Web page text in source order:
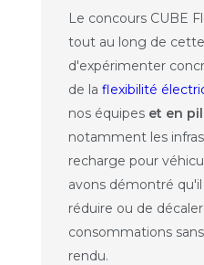
Le concours CUBE
tout au long de
d'expérimenter
de la flexibilité
nos équipes et en
notamment les
recharge pour
avons démontré
réduire ou de
consommations
rendu.